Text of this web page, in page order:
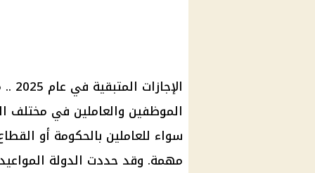
سواء للعاملين بالحكومة أو
مهمة. وقد حددت الدولة